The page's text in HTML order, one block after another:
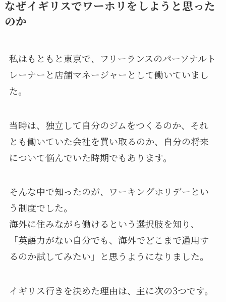
なぜイギリスでワーホリをしようと思った
のか
私はもともと東京で、フリーランスのパーソナルト
レーナーと店舗マネージャーとして働いていまし
た。
当時は、独立して自分のジムをつくるのか、それ
とも働いていた会社を買い取るのか、自分の将来
について悩んでいた時期でもあります。
そんな中で知ったのが、ワーキングホリデーとい
う制度でした。
海外に住みながら働けるという選択肢を知り、
「英語力がない自分でも、海外でどこまで通用す
るのか試してみたい」と思うようになりました。
イギリス行きを決めた理由は、主に次の3つです。